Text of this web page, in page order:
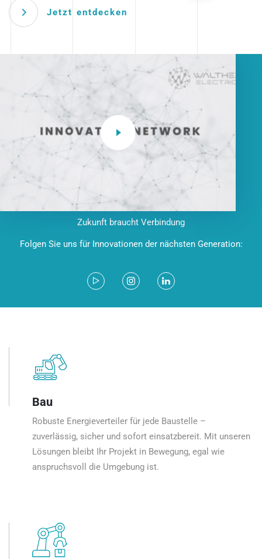
Jetzt entdecken
Zukunft braucht Verbindung
Folgen Sie uns für Innovationen der nächsten Generation:
Bau
Robuste Energieverteiler für jede Baustelle –
zuverlässig, sicher und sofort einsatzbereit. Mit unseren
Lösungen bleibt Ihr Projekt in Bewegung, egal wie
anspruchsvoll die Umgebung ist.